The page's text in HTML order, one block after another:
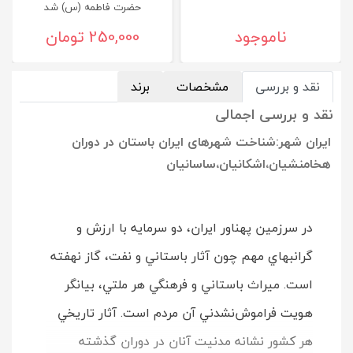
ناموجود
حضرت فاطمه (س) شد
250,000 تومان
نقد و بررسی مشخصات برند
نقد و بررسی اجمالی
ایران شهر:شناخت شهرهای ایران باستان در دوران
هخامنشیان،اشکانیان،ساسانیان
در سرزمين پهناور ايران، دو سرمايه با ارزش و
گرانبهاي مهم چون آثار باستاني و نفت، گاز نهفته
است. ميراث باستاني و فرهنگي هر ملتي، بيانگر
هويت فراموش‌نشدني آن مردم است. آثار تاريخي
هر كشور نشانه مدنيت آنان در دوران گذشته